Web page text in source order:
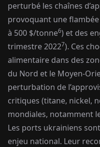
perturbé les chaînes
provoquant une
à 500 $/tonne6) et des
trimestre 20227). Ces
alimentaire dans des
du Nord et le Moyen-
perturbation de
critiques (titane, nickel,
mondiales, notamment
Les ports ukrainiens
enjeu national. Leur